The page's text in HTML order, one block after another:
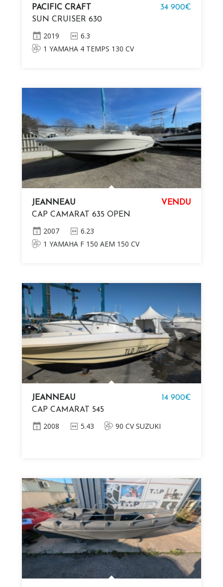
PACIFIC CRAFT
SUN CRUISER 630
34 900€
2019
6.3
1 YAMAHA 4 TEMPS 130 CV
JEANNEAU
CAP CAMARAT 635 OPEN
VENDU
2007
6.23
1 YAMAHA F 150 AEM 150 CV
JEANNEAU
CAP CAMARAT 545
14 900€
2008 5.43 90 CV SUZUKI